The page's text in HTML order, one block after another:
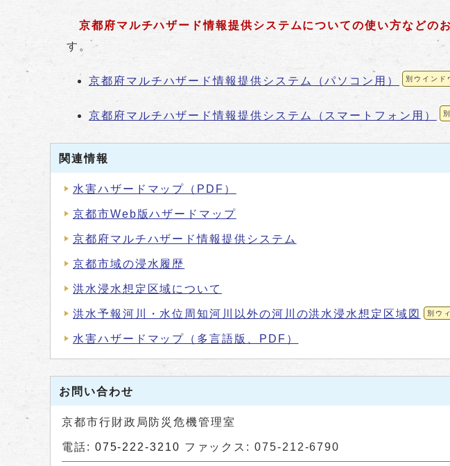
京都府マルチハザード情報提供システムについての使い方などの
す。
京都府マルチハザード情報提供システム（パソコン用） 別ウインド
京都府マルチハザード情報提供システム（スマートフォン用）
関連情報
水害ハザードマップ（PDF）
京都市Web版ハザードマップ
京都府マルチハザード情報提供システム
京都市域の浸水履歴
洪水浸水想定区域について
洪水予報河川・水位周知河川以外の河川の洪水浸水想定区域図 別ウ
水害ハザードマップ（多言語版、PDF）
お問い合わせ
京都市行財政局防災危機管理室
電話: 075-222-3210 ファックス: 075-212-6790